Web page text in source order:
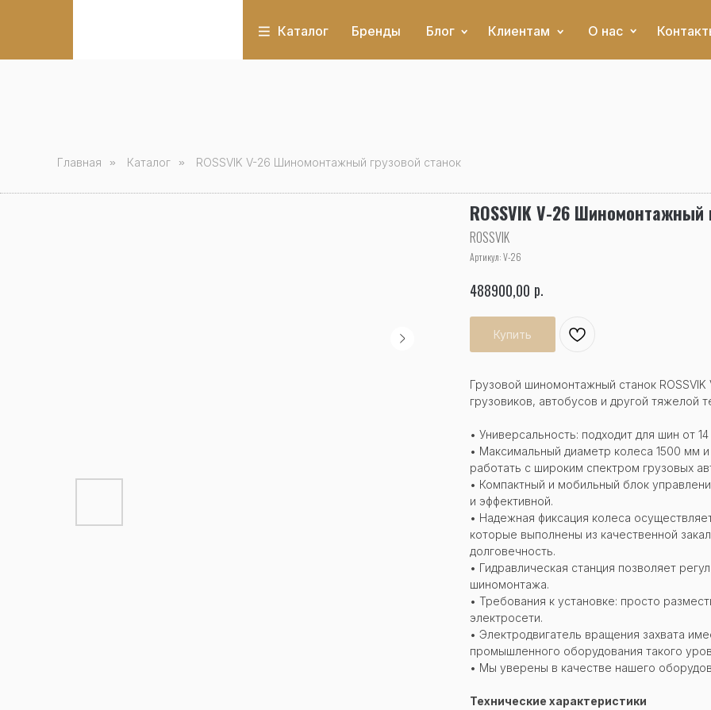
Каталог Клиентам О нас
Бренды Блог
Главная » Каталог » ROSSVIK V-26 Шиномонтажный грузовой станок
ROSSVIK V-26 Шиномонтажный
ROSSVIK
Артикул:V-26
488900,00 р.
Купить
Грузовой шиномонтажный станок
грузовиков, автобусов и другой тяжелой
• Универсальность: подходит для шин от
• Максимальный диаметр колеса 1500 мм
работать с широким спектром грузовых
• Компактный и мобильный блок
и эффективной.
• Надежная фиксация колеса
которые выполнены из качественной
долговечность.
• Гидравлическая станция позволяет
шиномонтажа.
• Требования к установке: просто
электросети.
• Электродвигатель вращения захвата
промышленного оборудования такого
• Мы уверены в качестве нашего
Технические характеристики